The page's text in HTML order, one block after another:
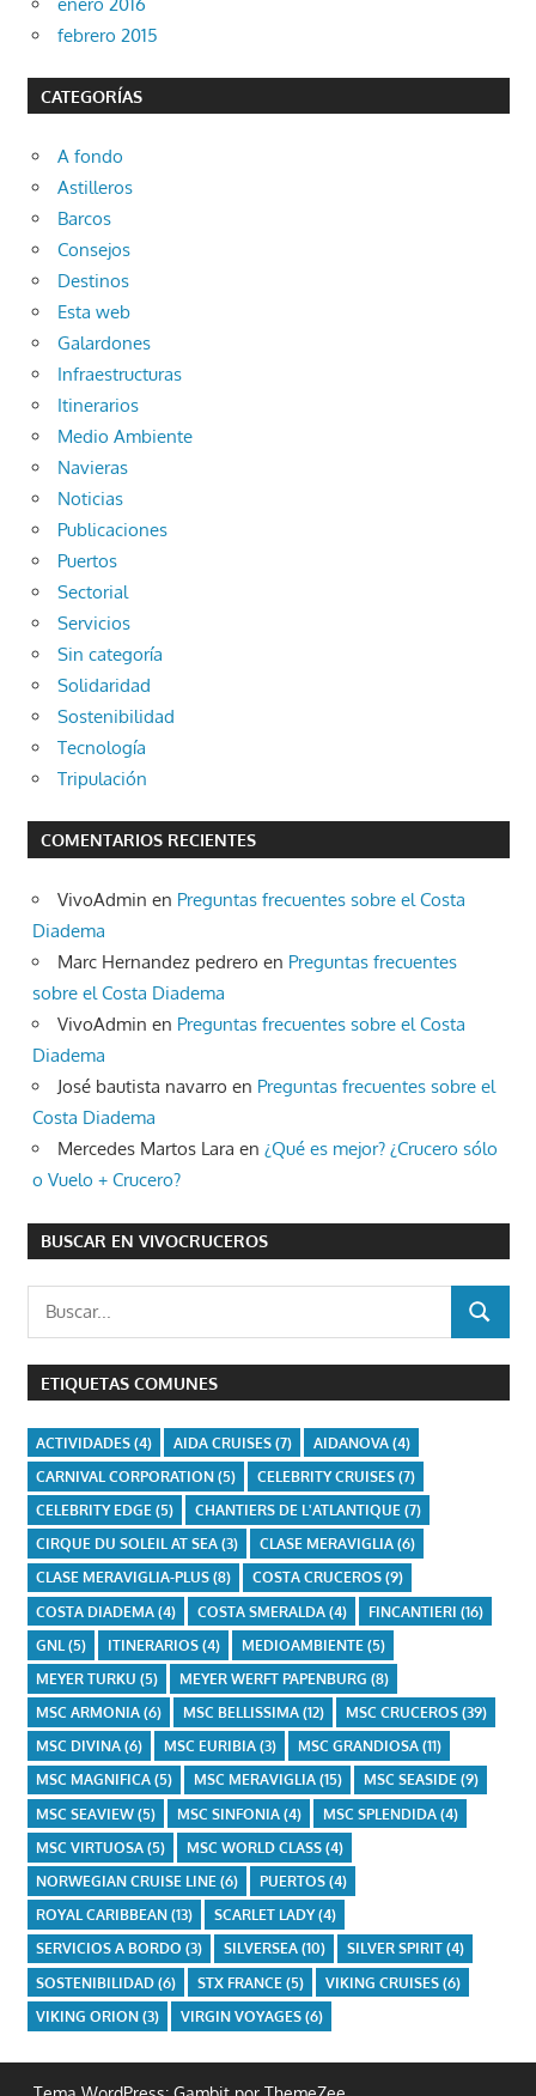
febrero 2015
CATEGORÍAS
A fondo
Astilleros
Barcos
Consejos
Destinos
Esta web
Galardones
Infraestructuras
Itinerarios
Medio Ambiente
Navieras
Noticias
Publicaciones
Puertos
Sectorial
Servicios
Sin categoría
Solidaridad
Sostenibilidad
Tecnología
Tripulación
COMENTARIOS RECIENTES
VivoAdmin en Preguntas frecuentes sobre el Costa
Diadema
Marc Hernandez pedrero en Preguntas frecuentes
sobre el Costa Diadema
VivoAdmin en Preguntas frecuentes sobre el Costa
Diadema
José bautista navarro en Preguntas frecuentes sobre el
Costa Diadema
Mercedes Martos Lara en ¿Qué es mejor? ¿Crucero sólo
o Vuelo + Crucero?
BUSCAR EN VIVOCRUCEROS
Buscar:
BUSCAR
ETIQUETAS COMUNES
ACTIVIDADES(4) AIDA CRUISES(7) AIDANOVA(4)
CARNIVAL CORPORATION(5) CELEBRITY CRUISES(7)
CELEBRITY EDGE (5) CHANTIERS DE L'ATLANTIQUE (7)
CIRQUE DU SOLEIL AT SEA(3) CLASE MERAVIGLIA(6)
CLASE MERAVIGLIA-PLUS(8) COSTA CRUCEROS(9)
COSTA DIADEMA(4) COSTA SMERALDA(4) FINCANTIERI (16)
GNL (5) ITINERARIOS(4) MEDIOAMBIENTE (5)
MEYER TURKU (5) MEYER WERFT PAPENBURG (8)
MSC ARMONIA(6) MSC BELLISSIMA(12) MSC CRUCEROS(39)
MSC DIVINA(6) MSC EURIBIA(3) MSC GRANDIOSA(11)
MSC MAGNIFICA(5) MSC MERAVIGLIA(15) MSC SEASIDE(9)
MSC SEAVIEW(5) MSC SINFONIA(4) MSC SPLENDIDA(4)
MSC VIRTUOSA(5) MSC WORLD CLASS(4)
NORWEGIAN CRUISE LINE(6) PUERTOS(4)
ROYAL CARIBBEAN(13) SCARLET LADY(4)
SERVICIOS A BORDO (3) SILVERSEA(10) SILVER SPIRIT(4)
SOSTENIBILIDAD(6) STX FRANCE (5) VIKING CRUISES(6)
VIKING ORION(3) VIRGIN VOYAGES(6)